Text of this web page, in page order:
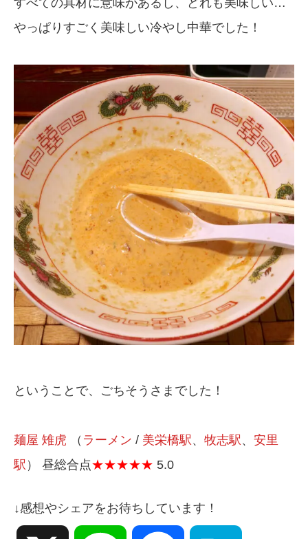
やっぱりすごく美味しい冷やし中華でした！
ということで、ごちそうさまでした！
麺屋 雉虎 （ ラーメン / 美栄橋駅 、 牧志駅 、 安里
駅 ） 昼総合点★★★★★ 5.0
↓感想やシェアをお待ちしています！